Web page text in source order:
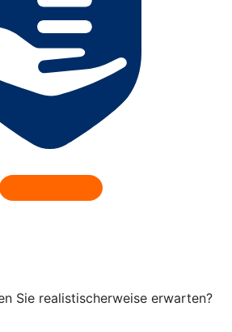
Sie realistischerweise erwarten?